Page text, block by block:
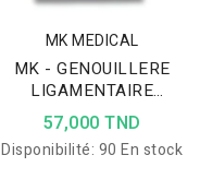
MK MEDICAL
MK - GENOUILLERE
LIGAMENTAIRE
ROTULIENNE ARTICULEE
57,000 TND
Disponibilité: 90 En stock